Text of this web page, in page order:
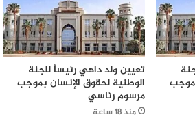
تعيين ولد داهي رئيساً للجنة
الوطنية لحقوق الإنسان بموجب
مرسوم رئاسي
منذ 18 ساعة